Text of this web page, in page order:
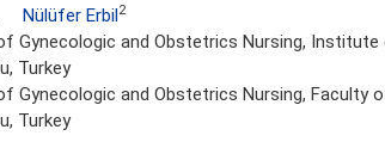
Nülüfer Erbil2
Gynecologic and Obstetrics Nursing, Institute
Turkey
Gynecologic and Obstetrics Nursing, Faculty
Turkey